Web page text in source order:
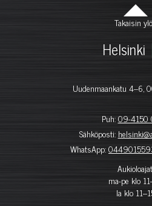
Takaisin
Helsinki
Uudenmaankatu 4–6,
Puh:09-4150
Sähköposti:
WhatsApp:
ma-pe klo
la klo